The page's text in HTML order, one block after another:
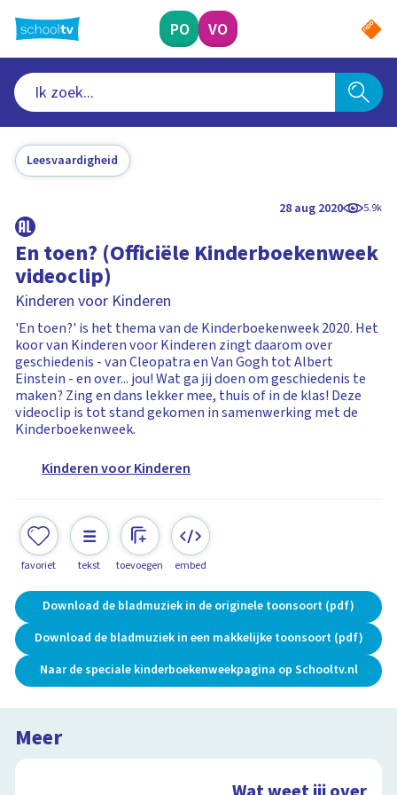
naar
hoofdinhoud
PO VO
Leesvaardigheid
28 aug 2020 5.9k
En toen? (Officiële Kinderboekenweek
videoclip)
Kinderen voor Kinderen
'En toen?' is het thema van de Kinderboekenweek 2020. Het
koor van Kinderen voor Kinderen zingt daarom over
geschiedenis - van Cleopatra en Van Gogh tot Albert
Einstein - en over... jou! Wat ga jij doen om geschiedenis te
maken? Zing en dans lekker mee, thuis of in de klas! Deze
videoclip is tot stand gekomen in samenwerking met de
Kinderboekenweek.
Kinderen voor Kinderen
favoriet tekst toevoegen embed
Download de bladmuziek in de originele toonsoort (pdf)
Download de bladmuziek in een makkelijke toonsoort (pdf)
Naar de speciale kinderboekenweekpagina op Schooltv.nl
Meer